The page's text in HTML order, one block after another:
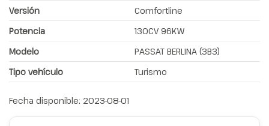
Versión
Comfortline
Potencia
130CV 96KW
Modelo
PASSAT BERLINA (3B3)
Tipo vehículo
Turismo
Fecha disponible: 2023-08-01